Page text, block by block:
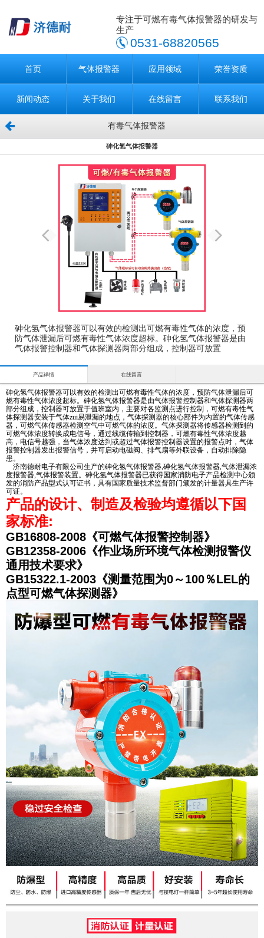
专注于可燃有毒气体报警器的研发与
生产
0531-68820565
首页 气体报警器 应用领域 荣誉资质
新闻动态 关于我们 在线留言 联系我们
有毒气体报警器
砷化氢气体报警器
砷化氢气体报警器可以有效的检测出可燃有毒性气体的浓度，预
防气体泄漏后可燃有毒性气体浓度超标。砷化氢气体报警器是由
气体报警控制器和气体探测器两部分组成，控制器可放置
产品详情 在线留言
砷化氢气体报警器可以有效的检测出可燃有毒性气体的浓度，预防气体泄漏后可
燃有毒性气体浓度超标。砷化氢气体报警器是由气体报警控制器和气体探测器两
部分组成，控制器可放置于值班室内，主要对各监测点进行控制，可燃有毒性气
体探测器安装于气体zui易泄漏的地点，气体探测器的核心部件为内置的气体传感
器，可燃气体传感器检测空气中可燃气体的浓度。气体探测器将传感器检测到的
可燃气体浓度转换成电信号，通过线缆传输到控制器，可燃有毒性气体浓度越
高，电信号越强，当气体浓度达到或超过气体报警控制器设置的报警点时，气体
报警控制器发出报警信号，并可启动电磁阀、排气扇等外联设备，自动排除隐
患。
济南德耐电子有限公司生产的砷化氢气体报警器,砷化氢气体报警器,气体泄漏浓
度报警器,气体报警装置。砷化氢气体报警器已获得国家消防电子产品检测中心颁
发的消防产品型式认可证书，具有国家质量技术监督部门颁发的计量器具生产许
可证。
产品的设计、制造及检验均遵循以下国
家标准:
GB16808-2008《可燃气体报警控制器》
GB12358-2006《作业场所环境气体检测报警仪
通用技术要求》
GB15322.1-2003《测量范围为0～100％LEL的
点型可燃气体探测器》